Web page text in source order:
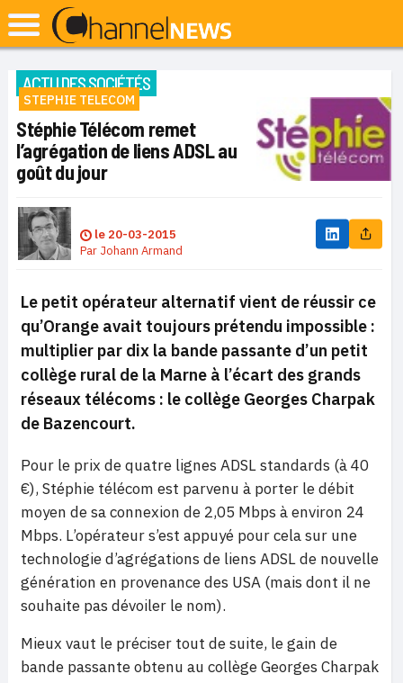
ACTU DES SOCIÉTÉS
STEPHIE TELECOM
Stéphie Télécom remet
l’agrégation de liens ADSL au
goût du jour
le 20-03-2015
Par Johann Armand
Le petit opérateur alternatif vient de réussir ce
qu’Orange avait toujours prétendu impossible :
multiplier par dix la bande passante d’un petit
collège rural de la Marne à l’écart des grands
réseaux télécoms : le collège Georges Charpak
de Bazencourt.
Pour le prix de quatre lignes ADSL standards (à 40
€), Stéphie télécom est parvenu à porter le débit
moyen de sa connexion de 2,05 Mbps à environ 24
Mbps. L’opérateur s’est appuyé pour cela sur une
technologie d’agrégations de liens ADSL de nouvelle
génération en provenance des USA (mais dont il ne
souhaite pas dévoiler le nom).
Mieux vaut le préciser tout de suite, le gain de
bande passante obtenu au collège Georges Charpak